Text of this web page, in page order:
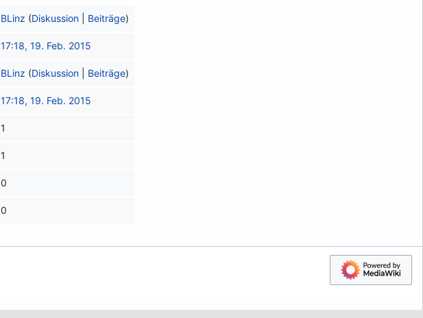
BLinz (Diskussion Beiträge)
17:18, 19. Feb. 2015
BLinz (Diskussion Beiträge)
17:18, 19. Feb. 2015
1
1
0
0